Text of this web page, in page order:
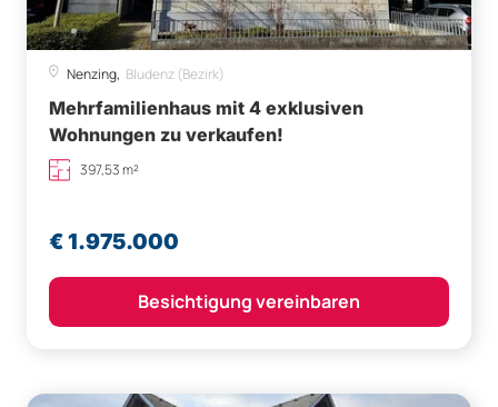
Nenzing, Bludenz (Bezirk)
Mehrfamilienhaus mit 4 exklusiven
Wohnungen zu verkaufen!
397,53 m²
€ 1.975.000
Besichtigung vereinbaren